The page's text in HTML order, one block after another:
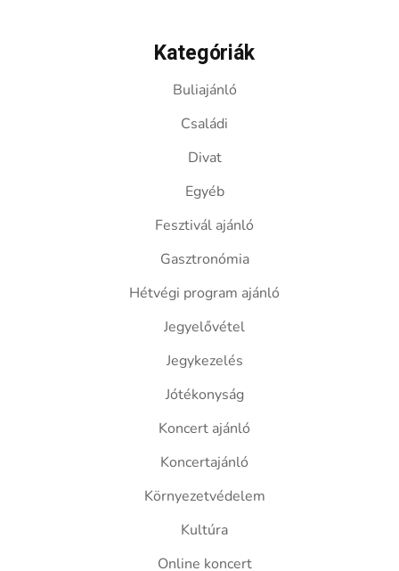
Kategóriák
Buliajánló
Családi
Divat
Egyéb
Fesztivál ajánló
Gasztronómia
Hétvégi program ajánló
Jegyelővétel
Jegykezelés
Jótékonyság
Koncert ajánló
Koncertajánló
Környezetvédelem
Kultúra
Online koncert